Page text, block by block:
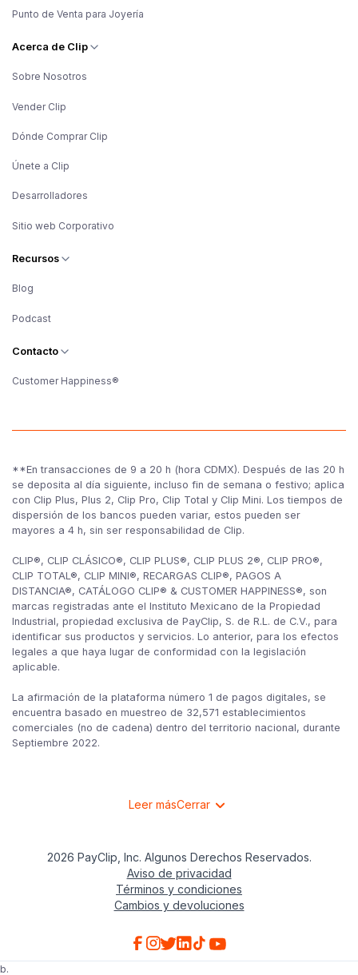
Punto de Venta para Joyería
Acerca de Clip
Sobre Nosotros
Vender Clip
Dónde Comprar Clip
Únete a Clip
Desarrolladores
Sitio web Corporativo
Recursos
Blog
Podcast
Contacto
Customer Happiness®
**En transacciones de 9 a 20 h (hora CDMX). Después de las 20 h
se deposita al día siguiente, incluso fin de semana o festivo; aplica
con Clip Plus, Plus 2, Clip Pro, Clip Total y Clip Mini. Los tiempos de
dispersión de los bancos pueden variar, estos pueden ser
mayores a 4 h, sin ser responsabilidad de Clip.
CLIP®, CLIP CLÁSICO®, CLIP PLUS®, CLIP PLUS 2®, CLIP PRO®,
CLIP TOTAL®, CLIP MINI®, RECARGAS CLIP®, PAGOS A
DISTANCIA®, CATÁLOGO CLIP® & CUSTOMER HAPPINESS®, son
marcas registradas ante el Instituto Mexicano de la Propiedad
Industrial, propiedad exclusiva de PayClip, S. de R.L. de C.V., para
identificar sus productos y servicios. Lo anterior, para los efectos
legales a que haya lugar de conformidad con la legislación
aplicable.
La afirmación de la plataforma número 1 de pagos digitales, se
encuentra basado en muestreo de 32,571 establecimientos
comerciales (no de cadena) dentro del territorio nacional, durante
Septiembre 2022.
Leer másCerrar
2026 PayClip, Inc. Algunos Derechos Reservados.
Aviso de privacidad
Términos y condiciones
Cambios y devoluciones
b.